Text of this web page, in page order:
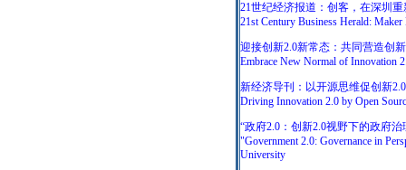
21世纪经济报道：创客，在深圳
21st Century Business Herald:
迎接创新2.0新常态：共同营造创
Embrace New Normal of Innovation
新经济导刊：以开源思维促创新2.0
Driving Innovation 2.0 by Open
“政府2.0：创新2.0视野下的政府
"Government 2.0: Governance in
University